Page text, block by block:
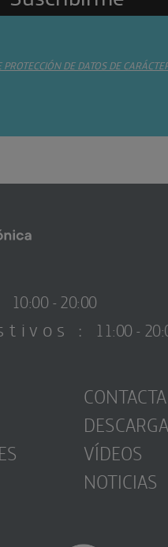
DE DATOS DE
10:00 - 20:00
: 11:00 -
CONTACTA
VÍDEOS
NOTICIAS